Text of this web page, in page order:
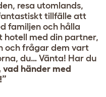
resa utomlands,
tillfälle att
familjen och hålla
hotell med din partner,
och frågar dem vart
du… Vänta! Har du
vad händer med